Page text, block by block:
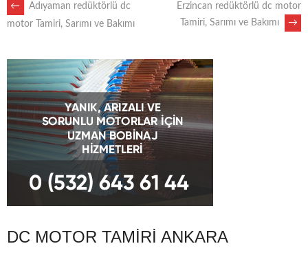
POST
NAVIGATION
←
Adıyaman redüktörlü dc
motor Tamiri, Sarımı ve Bakımı
Erzincan redüktörlü dc motor
Tamiri, Sarımı ve Bakımı
→
DC MOTOR TAMIRI ANKARA